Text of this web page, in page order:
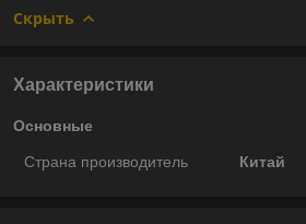
Скрыть
Характеристики
Основные
Страна производитель Китай